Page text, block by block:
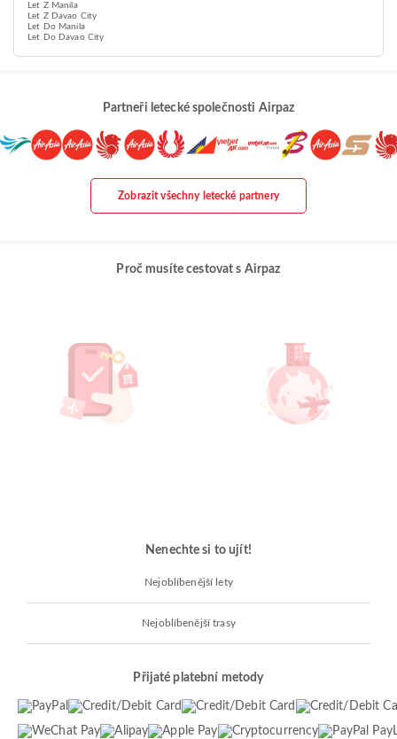
Let Z Manila
Let Z Davao City
Let Do Manila
Let Do Davao City
Partneři letecké společnosti Airpaz
Zobrazit všechny letecké partnery
Proč musíte cestovat s Airpaz
Nenechte si to ujít!
Nejoblíbenější lety
Nejoblíbenější trasy
Přijaté platební metody